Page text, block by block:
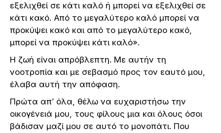
εξελιχθεί σε κάτι καλό ή μπορεί να εξελιχθεί σε
κάτι κακό. Από το μεγαλύτερο καλό μπορεί να
προκύψει κακό και από το μεγαλύτερο κακό,
μπορεί να προκύψει κάτι καλό».
Η ζωή είναι απρόβλεπτη. Με αυτήν τη
νοοτροπία και με σεβασμό προς τον εαυτό μου,
έλαβα αυτή την απόφαση.
Πρώτα απ’ όλα, θέλω να ευχαριστήσω την
οικογένειά μου, τους φίλους μια και όλους όσοι
βάδισαν μαζί μου σε αυτό το μονοπάτι. Που